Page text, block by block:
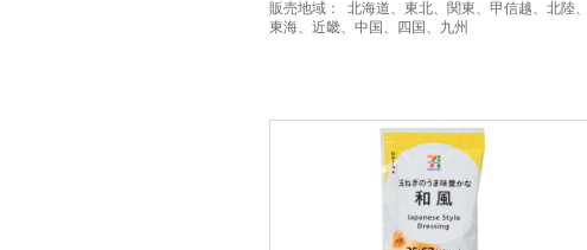
販売地域：
北海道、東北、関東、甲信越、北陸、
東海、近畿、中国、四国、九州